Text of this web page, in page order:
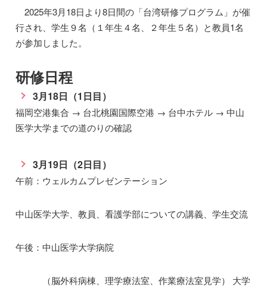
2025年3月18日より8日間の「台湾研修プログラム」が催
行され、学生９名（１年生４名、２年生５名）と教員1名
が参加しました。
研修日程
3月18日（1日目）
福岡空港集合 → 台北桃園国際空港 → 台中ホテル → 中山
医学大学までの道のりの確認
3月19日（2日目）
午前：ウェルカムプレゼンテーション
中山医学大学、教員、看護学部についての講義、学生交流
午後：中山医学大学病院
（脳外科病棟、理学療法室、作業療法室見学） 大学